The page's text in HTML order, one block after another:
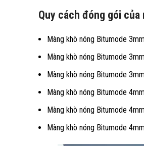
Quy cách đóng gói
Màng khò nóng Bitumode
Màng khò nóng Bitumode
Màng khò nóng Bitumode
Màng khò nóng Bitumode
Màng khò nóng Bitumode
Màng khò nóng Bitumode